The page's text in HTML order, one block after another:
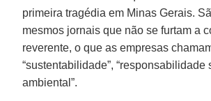
primeira tragédia em Minas Gerais.
mesmos jornais que não se furtam a
reverente, o que as empresas
“sustentabilidade”, “responsabilidade
ambiental”.